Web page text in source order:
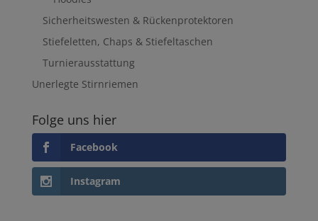
Sicherheitswesten & Rückenprotektoren
Stiefeletten, Chaps & Stiefeltaschen
Turnierausstattung
Unerlegte Stirnriemen
Folge uns hier
Facebook
Instagram